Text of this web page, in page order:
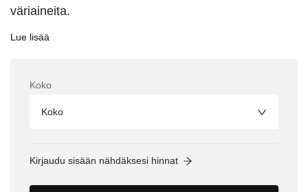
väriaineita.
Lue lisää
Koko
Koko
Kirjaudu sisään nähdäksesi hinnat